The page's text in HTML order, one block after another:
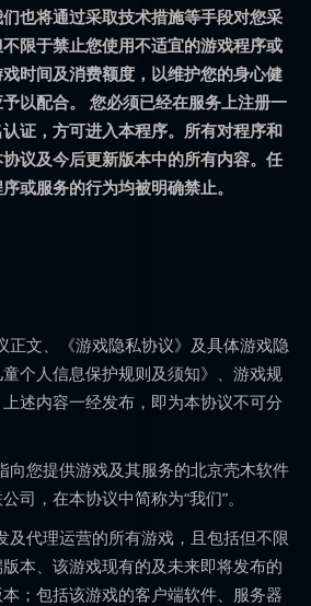
也将通过采取技术措施等手段对您采
限于禁止您使用不适宜的游戏程序或
时间及消费额度，以维护您的身心健
以配合。 您必须已经在服务上注册一
证，方可进入本程序。所有对程序和
议及今后更新版本中的所有内容。任
或服务的行为均被明确禁止。
正文、《游戏隐私协议》及具体游戏隐
个人信息保护规则及须知》、游戏规
述内容一经发布，即为本协议不可分
向您提供游戏及其服务的北京壳木软件
司，在本协议中简称为“我们”。
及代理运营的所有游戏，且包括但不限
本、该游戏现有的及未来即将发布的
；包括该游戏的客户端软件、服务器